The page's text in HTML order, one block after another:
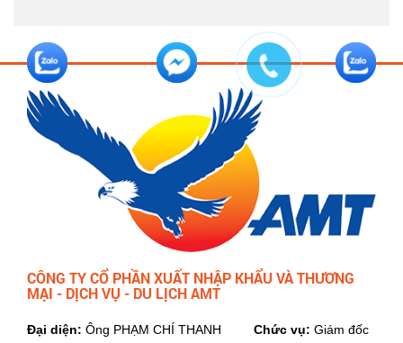
CÔNG TY CỔ PHẦN XUẤT NHẬP KHẨU VÀ THƯƠNG
MẠI - DỊCH VỤ - DU LỊCH AMT
Đại diện: Ông PHẠM CHÍ THANH Chức vụ: Giám đốc